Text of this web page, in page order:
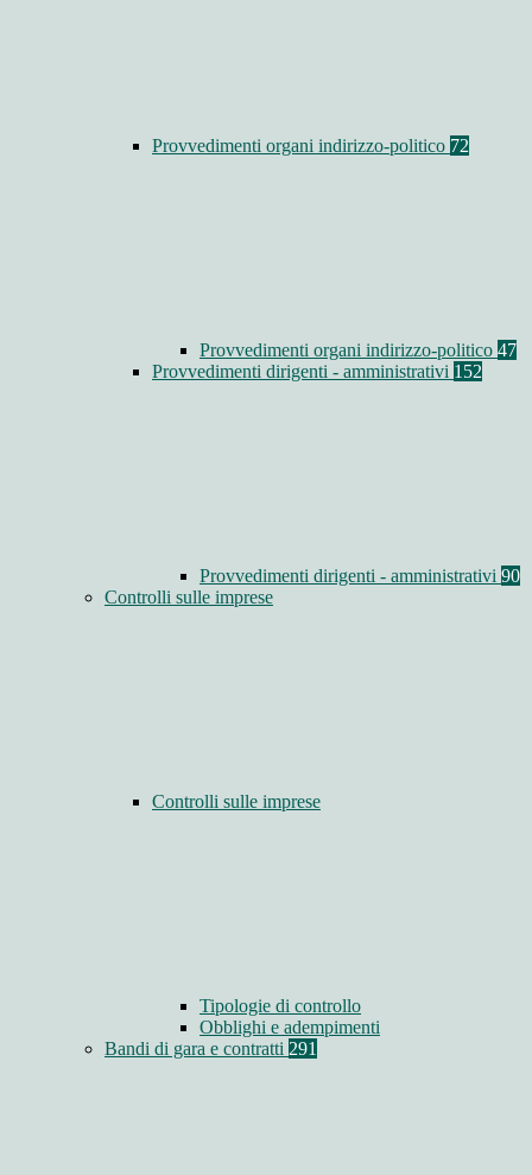
Provvedimenti organi indirizzo-politico 72
Provvedimenti organi indirizzo-politico 47
Provvedimenti dirigenti - amministrativi 152
Provvedimenti dirigenti - amministrativi 90
Controlli sulle imprese
Controlli sulle imprese
Tipologie di controllo
Obblighi e adempimenti
Bandi di gara e contratti 291